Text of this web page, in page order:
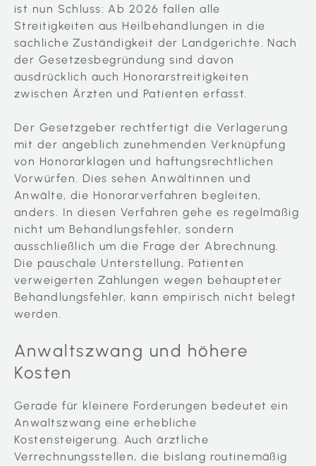
ist nun Schluss: Ab 2026 fallen alle
Streitigkeiten aus Heilbehandlungen in die
sachliche Zuständigkeit der Landgerichte. Nach
der Gesetzesbegründung sind davon
ausdrücklich auch Honorarstreitigkeiten
zwischen Ärzten und Patienten erfasst.
Der Gesetzgeber rechtfertigt die Verlagerung
mit der angeblich zunehmenden Verknüpfung
von Honorarklagen und haftungsrechtlichen
Vorwürfen. Dies sehen Anwältinnen und
Anwälte, die Honorarverfahren begleiten,
anders. In diesen Verfahren gehe es regelmäßig
nicht um Behandlungsfehler, sondern
ausschließlich um die Frage der Abrechnung.
Die pauschale Unterstellung, Patienten
verweigerten Zahlungen wegen behaupteter
Behandlungsfehler, kann empirisch nicht belegt
werden.
Anwaltszwang und höhere
Kosten
Gerade für kleinere Forderungen bedeutet ein
Anwaltszwang eine erhebliche
Kostensteigerung. Auch ärztliche
Verrechnungsstellen, die bislang routinemäßig